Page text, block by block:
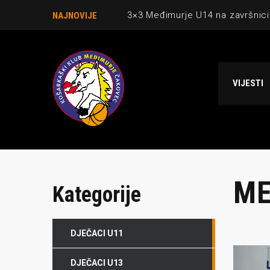
NAJNOVIJE 3×3 Međimurje U14 na
Međimurje u revijalnoj utakmici
VIJESTI
Kategorije
DJEČACI U11
DJEČACI U13